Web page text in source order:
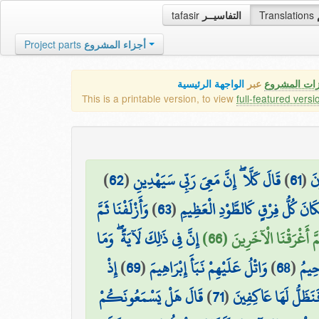
tafasir التفاسيــر Translations
Project parts أجزاء المشروع
المشروع عبر الواجهة الرئيسية
This is a printable version, to view full-featured
(
61
)قَالَ كَلَّا ۖ إِنَّ مَعِيَ رَبِّي سَيَهْدِينِ(
62
)
كُلُّ فِرْقٍ كَالطَّوْدِ الْعَظِيمِ(
63
)وَأَزْلَفْنَا ثَمَّ
أَغْرَقْنَا الْآخَرِينَ (66)
إِنَّ فِي ذَٰلِكَ لَآيَةً ۖ وَمَا
(
68
)وَاتْلُ عَلَيْهِمْ نَبَأَ إِبْرَاهِيمَ(
69
)إِذْ
لَهَا عَاكِفِينَ(
71
)قَالَ هَلْ يَسْمَعُونَكُمْ